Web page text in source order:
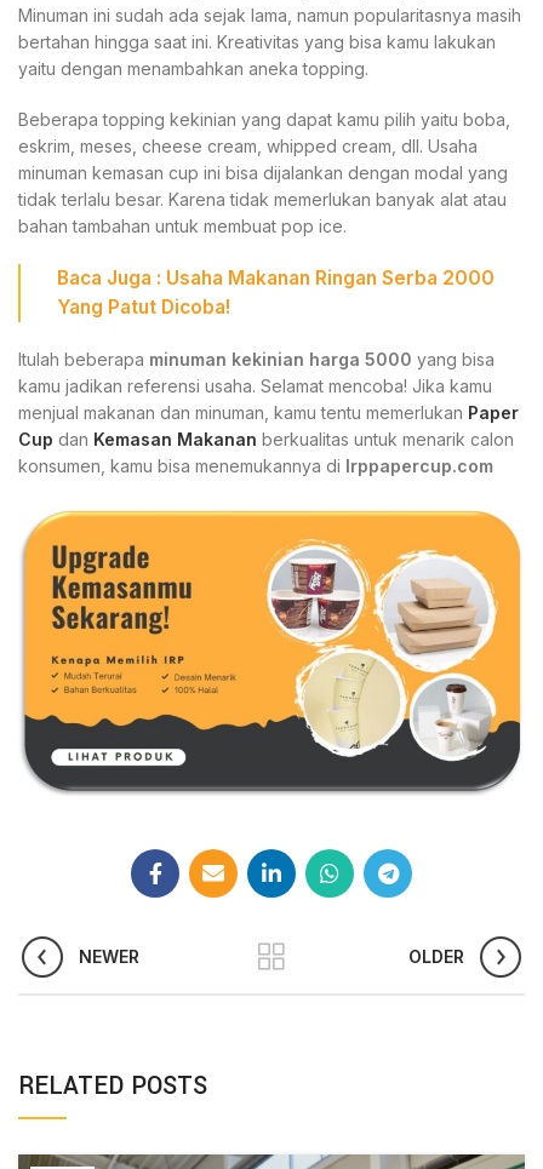
Minuman ini sudah ada sejak lama, namun popularitasnya masih
bertahan hingga saat ini. Kreativitas yang bisa kamu lakukan
yaitu dengan menambahkan aneka topping.
Beberapa topping kekinian yang dapat kamu pilih yaitu boba,
eskrim, meses, cheese cream, whipped cream, dll. Usaha
minuman kemasan cup ini bisa dijalankan dengan modal yang
tidak terlalu besar. Karena tidak memerlukan banyak alat atau
bahan tambahan untuk membuat pop ice.
Baca Juga : Usaha Makanan Ringan Serba 2000
Yang Patut Dicoba!
Itulah beberapa minuman kekinian harga 5000 yang bisa
kamu jadikan referensi usaha. Selamat mencoba! Jika kamu
menjual makanan dan minuman, kamu tentu memerlukan Paper
Cup dan Kemasan Makanan berkualitas untuk menarik calon
konsumen, kamu bisa menemukannya di Irppapercup.com
NEWER OLDER
RELATED POSTS